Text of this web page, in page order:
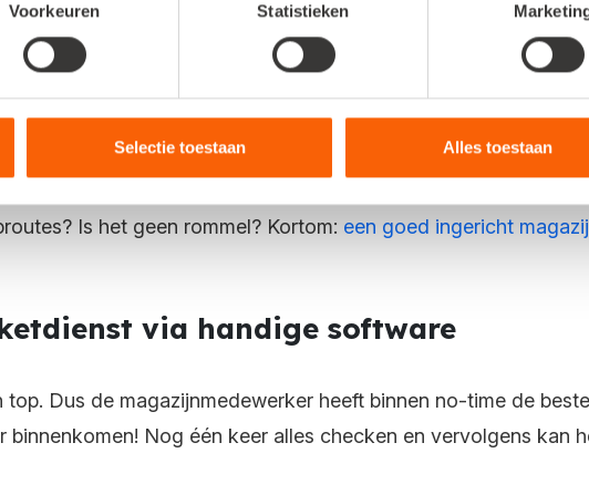
Voorkeuren Statistieken
Selectie toestaan Alles toestaan
worden bijgewerkt. Op deze manier kunnen
actueel.
magazijn
spullen. Weten medewerkers precies waar alles ligt? Weten
Is het geen rommel? Kortom: een goed ingericht
via handige software
Dus de magazijnmedewerker heeft binnen no-time de
Nog één keer alles checken en vervolgens kan